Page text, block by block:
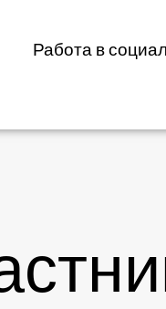
Работа в